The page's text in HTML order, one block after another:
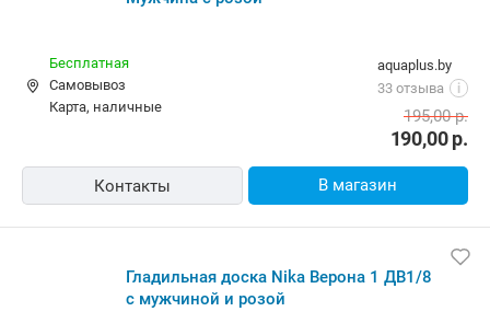
aquaplus.by
33 отзыва
i
Бесплатная
Самовывоз
карта, наличные
190,00р.
195,00р.
Контакты В магазин
Гладильная доска Nika Верона 1 ДВ1/8
с мужчиной и розой